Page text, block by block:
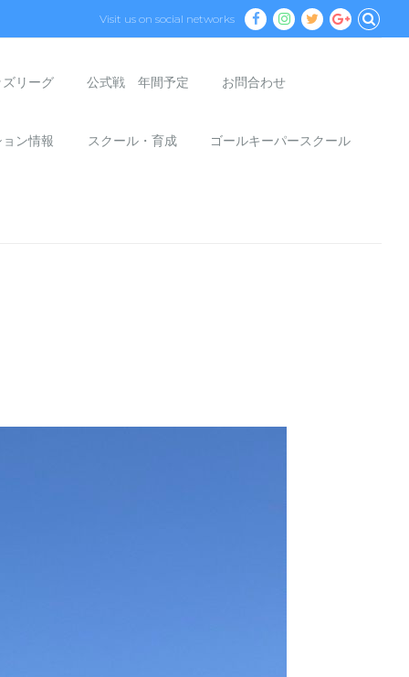
Visit us on social networks
ズリーグ 公式戦 年間予定 お問合わせ
ョン情報 スクール・育成 ゴールキーパースクール